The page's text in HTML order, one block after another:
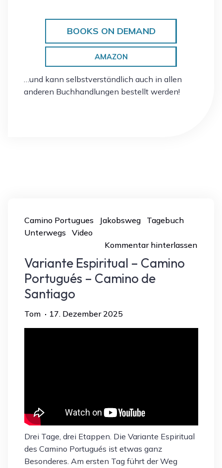
BOOKS ON DEMAND
AMAZON
…und kann selbstverständlich auch in allen
anderen Buchhandlungen bestellt werden!
Camino Portugues Jakobsweg
Tagebuch
Unterwegs
Video
Kommentar hinterlassen
Variante Espiritual – Camino
Portugués – Camino de
Santiago
Tom 17. Dezember 2025
Drei Tage, drei Etappen. Die Variante Espiritual
des Camino Portugués ist etwas ganz
Besonderes. Am ersten Tag führt der Weg